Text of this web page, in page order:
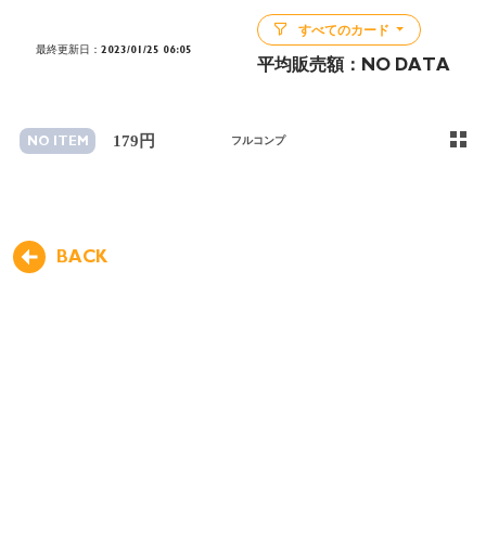
最終更新日：2023/01/25 06:05
すべてのカード
平均販売額： NO DATA
NO ITEM 179円 フルコンプ
BACK